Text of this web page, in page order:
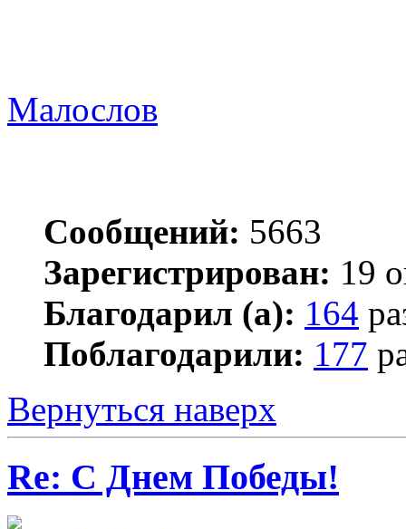
Малослов
Сообщений: 5663
Зарегистрирован: 19
Благодарил (а): 164
Поблагодарили: 177
Вернуться наверх
Re: С Днем Победы!